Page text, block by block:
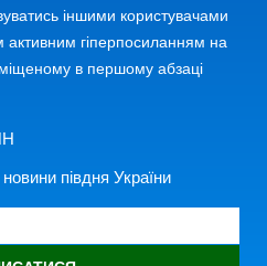
іншими користувачами
активним гіперпосиланням на
в першому абзаці
півдня України